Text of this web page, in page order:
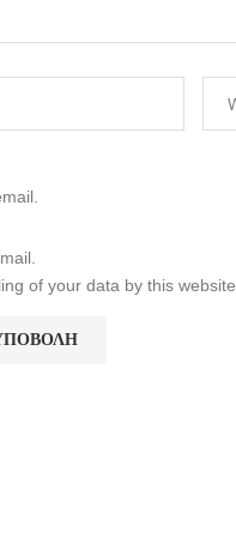
of your data by this website.